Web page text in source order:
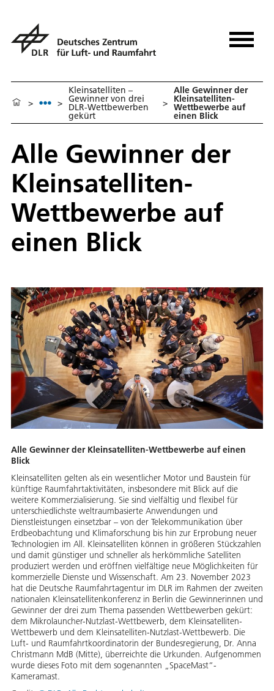
> >
Kleinsatelliten –
Gewinner von drei
DLR-Wettbewerben
gekürt
>
Alle Gewinner der
Kleinsatelliten-
Wettbewerbe auf
einen Blick
Alle Gewinner der
Kleinsatelliten-
Wettbewerbe auf
einen Blick
Alle Gewinner der Kleinsatelliten-Wettbewerbe auf einen
Blick
Kleinsatelliten gelten als ein wesentlicher Motor und Baustein für
künftige Raumfahrtaktivitäten, insbesondere mit Blick auf die
weitere Kommerzialisierung. Sie sind vielfältig und flexibel für
unterschiedlichste weltraumbasierte Anwendungen und
Dienstleistungen einsetzbar – von der Telekommunikation über
Erdbeobachtung und Klimaforschung bis hin zur Erprobung neuer
Technologien im All. Kleinsatelliten können in größeren Stückzahlen
und damit günstiger und schneller als herkömmliche Satelliten
produziert werden und eröffnen vielfältige neue Möglichkeiten für
kommerzielle Dienste und Wissenschaft. Am 23. November 2023
hat die Deutsche Raumfahrtagentur im DLR im Rahmen der zweiten
nationalen Kleinsatellitenkonferenz in Berlin die Gewinnerinnen und
Gewinner der drei zum Thema passenden Wettbewerben gekürt:
dem Mikrolauncher-Nutzlast-Wettbewerb, dem Kleinsatelliten-
Wettbewerb und dem Kleinsatelliten-Nutzlast-Wettbewerb. Die
Luft- und Raumfahrtkoordinatorin der Bundesregierung, Dr. Anna
Christmann MdB (Mitte), überreichte die Urkunden. Aufgenommen
wurde dieses Foto mit dem sogenannten „SpaceMast“-
Kameramast.